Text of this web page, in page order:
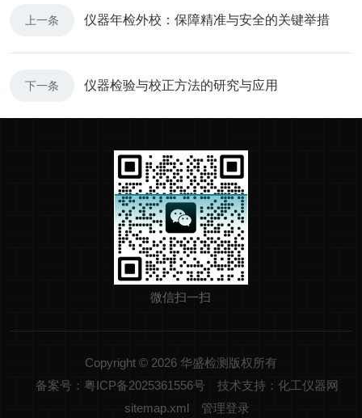
上一条 仪器年检外校：保障精准与安全的关键举措
下一条 仪器检验与校正方法的研究与应用
微信扫一扫
Copyright © 2026 华盛检测版权所有
备案号：粤ICP备2025361556号
技术支持：化工仪器网
sitemap.xml
管理登录